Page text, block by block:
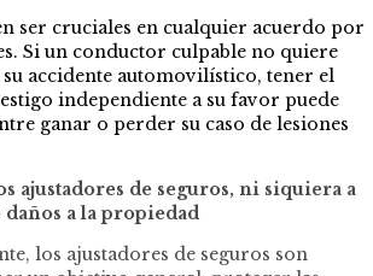
ser cruciales en cualquier acuerdo por
Si un conductor culpable no quiere
accidente automovilístico, tener el
independiente a su favor puede
ganar o perder su caso de lesiones
ajustadores de seguros, ni siquiera a
daños a la propiedad
los ajustadores de seguros son